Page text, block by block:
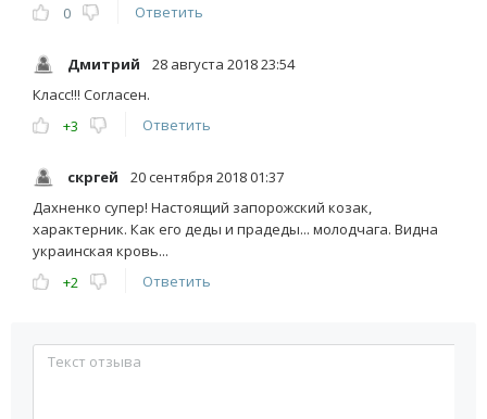
0
Ответить
Дмитрий
28 августа 2018 23:54
Класс!!! Согласен.
+3
Ответить
скргей
20 сентября 2018 01:37
Дахненко супер! Настоящий запорожский козак,
характерник. Как его деды и прадеды... молодчага. Видна
украинская кровь...
+2
Ответить